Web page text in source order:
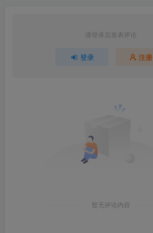
请登录后发表评论
登录 注册
暂无评论内容